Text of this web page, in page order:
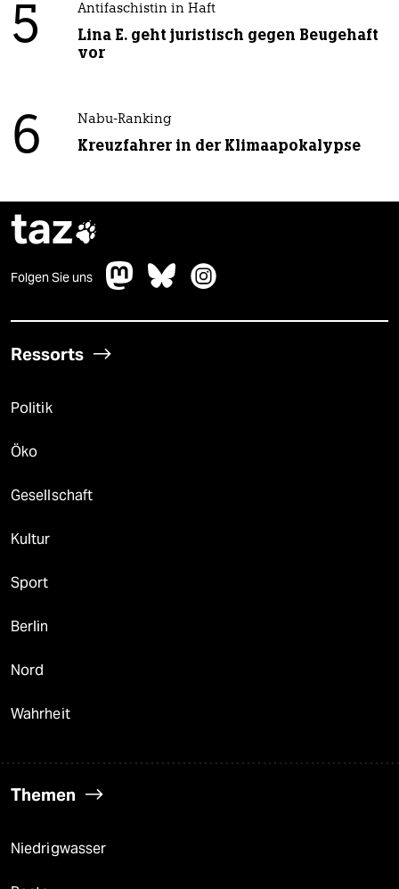
5 Antifaschistin in Haft
Lina E. geht juristisch gegen Beugehaft
vor
6 Nabu-Ranking
Kreuzfahrer in der Klimaapokalypse
taz
Folgen Sie uns
Ressorts
Politik
Öko
Gesellschaft
Kultur
Sport
Berlin
Nord
Wahrheit
Themen
Niedrigwasser